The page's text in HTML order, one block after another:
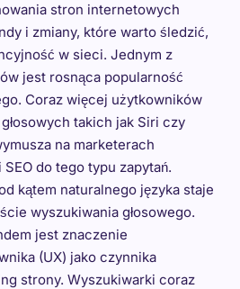
stron internetowych
i zmiany, które warto śledzić,
w sieci. Jednym z
jest rosnąca popularność
Coraz więcej użytkowników
takich jak Siri czy
na marketerach
do tego typu zapytań.
kątem naturalnego języka staje
wyszukiwania głosowego.
jest znaczenie
(UX) jako czynnika
strony. Wyszukiwarki coraz